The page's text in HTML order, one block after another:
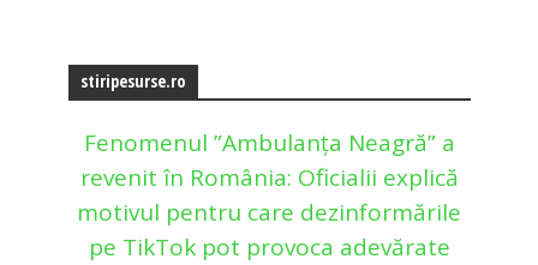
stiripesurse.ro
Fenomenul ”Ambulanța Neagră” a
revenit în România: Oficialii explică
motivul pentru care dezinformările
pe TikTok pot provoca adevărate